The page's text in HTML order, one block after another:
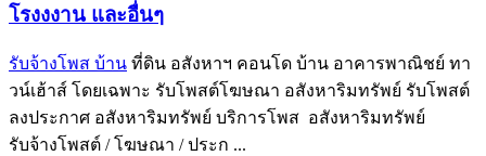
โรงงงาน และอื่นๆ
รับจ้างโพส บ้าน ที่ดิน อสังหาฯ คอนโด บ้าน อาคารพาณิชย์ ทา
วน์เฮ้าส์ โดยเฉพาะ รับโพสต์โฆษณา อสังหาริมทรัพย์ รับโพสต์
ลงประกาศ อสังหาริมทรัพย์ บริการโพส อสังหาริมทรัพย์
รับจ้างโพสต์ / โฆษณา / ประก ...